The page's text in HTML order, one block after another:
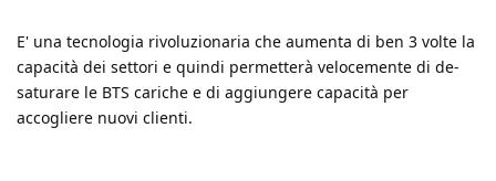
E' una tecnologia rivoluzionaria che aumenta di ben 3 volte la
capacità dei settori e quindi permetterà velocemente di de-
saturare le BTS cariche e di aggiungere capacità per
accogliere nuovi clienti.